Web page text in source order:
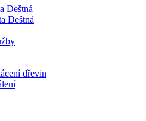
Deštná
Deštná
dřevin